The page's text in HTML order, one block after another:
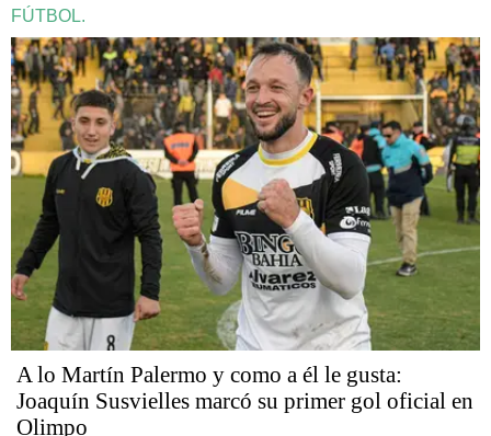
FÚTBOL.
A lo Martín Palermo y como a él le gusta:
Joaquín Susvielles marcó su primer gol oficial en
Olimpo